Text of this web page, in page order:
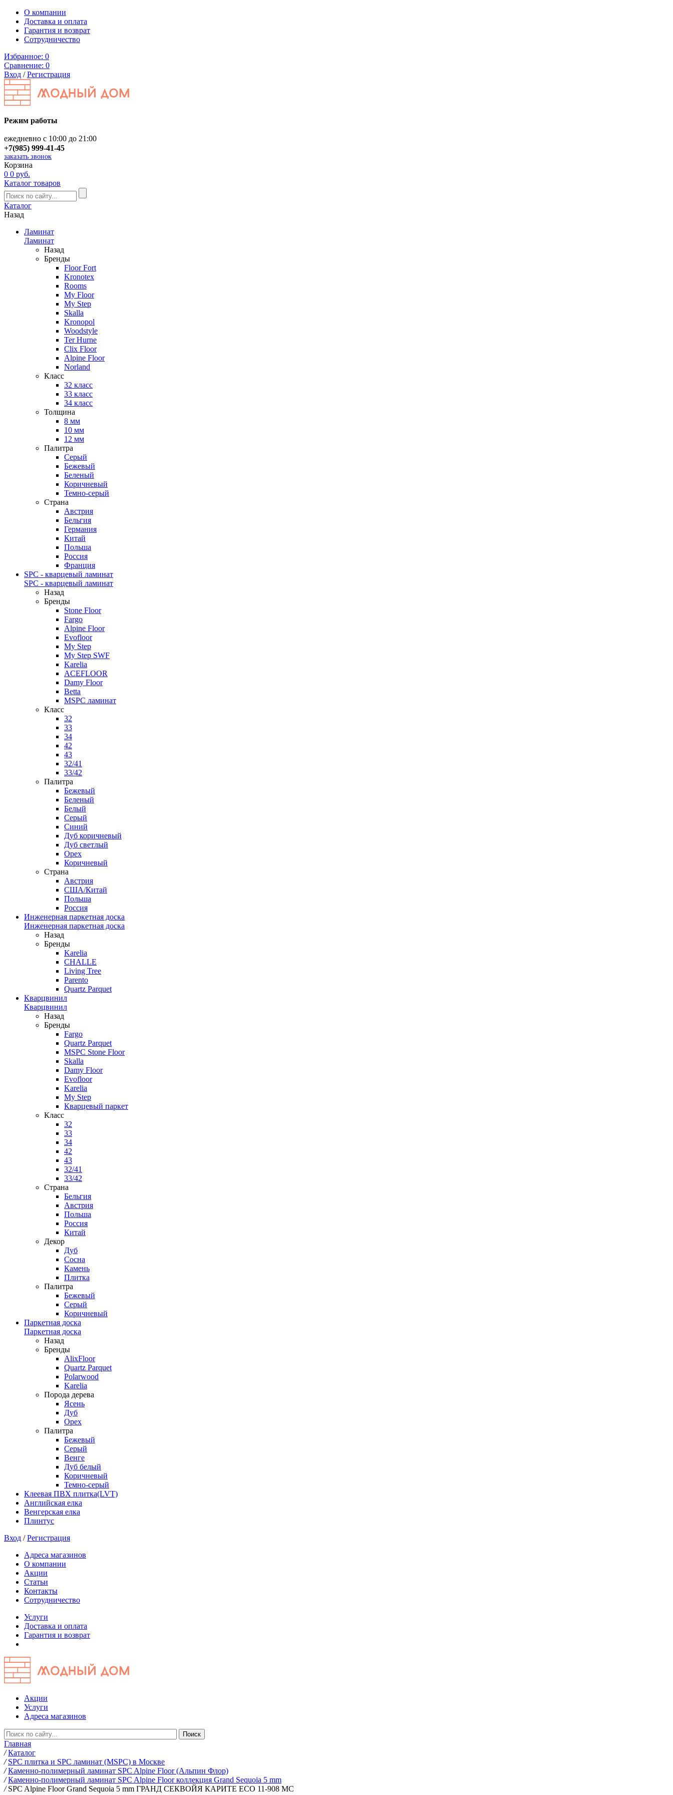
О компании
Доставка и оплата
Гарантия и возврат
Сотрудничество
Избранное: 0
Сравнение: 0
Вход /Регистрация
Режим работы
ежедневно с 10:00 до 21:00
+7(985) 999-41-45
заказать звонок
Корзина
0 0 руб.
Каталог товаров
Каталог
Назад
Ламинат
Ламинат
Назад
Бренды
Floor Fort
Kronotex
Rooms
My Floor
My Step
Skalla
Kronopol
Woodstyle
Ter Hurne
Clix Floor
Alpine Floor
Norland
Класс
32 класс
33 класс
34 класс
Толщина
8 мм
10 мм
12 мм
Палитра
Серый
Бежевый
Беленый
Коричневый
Темно-серый
Страна
Австрия
Бельгия
Германия
Китай
Польша
Россия
Франция
SPC - кварцевый ламинат
SPC - кварцевый ламинат
Назад
Бренды
Stone Floor
Fargo
Alpine Floor
Evofloor
My Step
My Step SWF
Karelia
ACEFLOOR
Damy Floor
Betta
MSPC ламинат
Класс
32
33
34
42
43
32/41
33/42
Палитра
Бежевый
Беленый
Белый
Серый
Синий
Дуб коричневый
Дуб светлый
Орех
Коричневый
Страна
Австрия
США/Китай
Польша
Россия
Инженерная паркетная доска
Инженерная паркетная доска
Назад
Бренды
Karelia
CHALLE
Living Tree
Parento
Quartz Parquet
Кварцвинил
Кварцвинил
Назад
Бренды
Fargo
Quartz Parquet
MSPC Stone Floor
Skalla
Damy Floor
Evofloor
Karelia
My Step
Кварцевый паркет
Класс
32
33
34
42
43
32/41
33/42
Страна
Бельгия
Австрия
Польша
Россия
Китай
Декор
Дуб
Сосна
Камень
Плитка
Палитра
Бежевый
Серый
Коричневый
Паркетная доска
Паркетная доска
Назад
Бренды
AlixFloor
Quartz Parquet
Polarwood
Karelia
Порода дерева
Ясень
Дуб
Орех
Палитра
Бежевый
Серый
Венге
Дуб белый
Коричневый
Темно-серый
Клеевая ПВХ плитка(LVT)
Английская елка
Венгерская елка
Плинтус
Вход /Регистрация
Адреса магазинов
О компании
Акции
Статьи
Контакты
Сотрудничество
Услуги
Доставка и оплата
Гарантия и возврат
Акции
Услуги
Адреса магазинов
Главная
/ Каталог
/ SPC плитка и SPC ламинат (MSPC) в Москве
/ Каменно-полимерный ламинат SPC Alpine Floor (Альпин Флор)
/ Каменно-полимерный ламинат SPC Alpine Floor коллекция Grand Sequoia 5 mm
/ SPC Alpine Floor Grand Sequoia 5 mm ГРАНД СЕКВОЙЯ КАРИТЕ ECO 11-908 MC